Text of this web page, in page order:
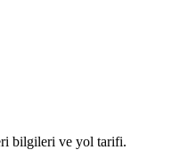
bilgileri ve yol tarifi.